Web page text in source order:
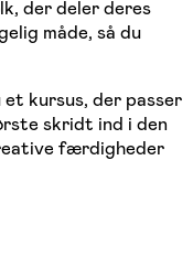
der deler deres
måde, så du
kursus, der passer
skridt ind i den
færdigheder